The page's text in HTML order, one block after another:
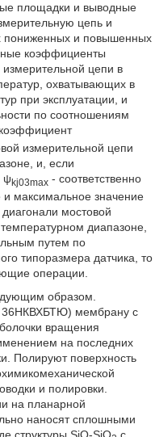
площадки и выводные
цепь и
пониженных и повышенных
коэффициенты
цепи в
охватывающих в
при эксплуатации, и
по соотношениям
измерительной цепи
и, если
, ψkj03max- соответственно
максимальное значение
мостовой
диапазоне,
путем по
типоразмера датчика, то
операции.
образом.
36НКВХБТЮ) мембрану с
вращения
на последних
Полируют поверхность
и полировки.
на планарной
наносят сплошными
структуры SiO-SiO
с